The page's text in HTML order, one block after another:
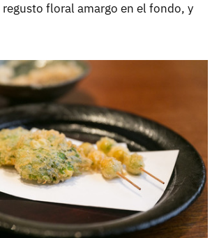
floral amargo en el fondo, y